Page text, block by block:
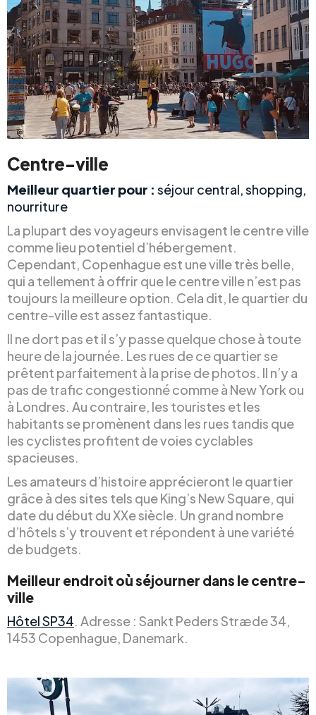
Centre-ville
Meilleur quartier pour : séjour central, shopping,
nourriture
La plupart des voyageurs envisagent le centre ville
comme lieu potentiel d’hébergement.
Cependant, Copenhague est une ville très belle,
qui a tellement à offrir que le centre ville n’est pas
toujours la meilleure option. Cela dit, le quartier du
centre-ville est assez fantastique.
Il ne dort pas et il s’y passe quelque chose à toute
heure de la journée. Les rues de ce quartier se
prêtent parfaitement à la prise de photos. Il n’y a
pas de trafic congestionné comme à New York ou
à Londres. Au contraire, les touristes et les
habitants se promènent dans les rues tandis que
les cyclistes profitent de voies cyclables
spacieuses.
Les amateurs d’histoire apprécieront le quartier
grâce à des sites tels que King’s New Square, qui
date du début du XXe siècle. Un grand nombre
d’hôtels s’y trouvent et répondent à une variété
de budgets.
Meilleur endroit où séjourner dans le centre-
ville
Hôtel SP34. Adresse : Sankt Peders Stræde 34,
1453 Copenhague, Danemark.